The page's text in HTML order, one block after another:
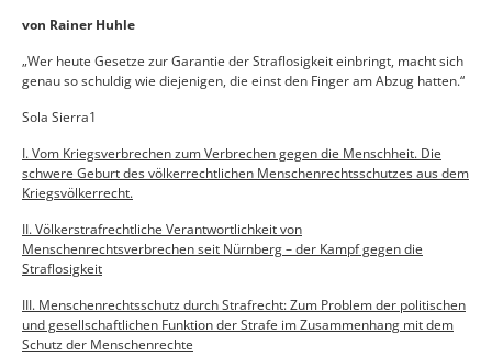
von Rainer Huhle
„Wer heute Gesetze zur Garantie der Straflosigkeit einbringt, macht sich
genau so schuldig wie diejenigen, die einst den Finger am Abzug hatten.“
Sola Sierra1
I. Vom Kriegsverbrechen zum Verbrechen gegen die Menschheit. Die
schwere Geburt des völkerrechtlichen Menschenrechtsschutzes aus dem
Kriegsvölkerrecht.
II. Völkerstrafrechtliche Verantwortlichkeit von
Menschenrechtsverbrechen seit Nürnberg – der Kampf gegen die
Straflosigkeit
III. Menschenrechtsschutz durch Strafrecht: Zum Problem der politischen
und gesellschaftlichen Funktion der Strafe im Zusammenhang mit dem
Schutz der Menschenrechte